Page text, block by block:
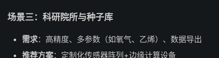
场景三：科研院所与种子库
需求：高精度、多参数（如氧气、乙烯）、数据导出
推荐方案：定制化传感器阵列+边缘计算设备